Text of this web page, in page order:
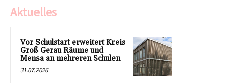
Aktuelles
Vor Schulstart erweitert Kreis
Groß Gerau Räume und
Mensa an mehreren Schulen
31.07.2026